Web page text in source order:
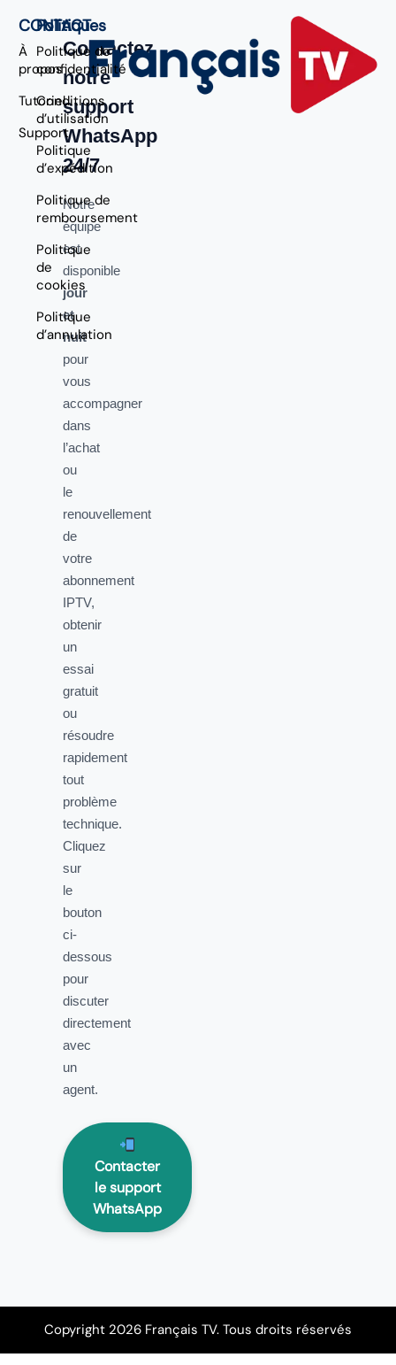
CONTACT
À
propos
Tutoriel
Support
Politiques
Politique de
confidentialité
Conditions
d’utilisation
Politique
d’expédition
Politique de
remboursement
Politique
de
cookies
Politique
d’annulation
Contactez
notre
support
WhatsApp
24/7
Notre
équipe
est
disponible
jour
et
nuit
pour
vous
accompagner
dans
l’achat
ou
le
renouvellement
de
votre
abonnement
IPTV,
obtenir
un
essai
gratuit
ou
résoudre
rapidement
tout
problème
technique.
Cliquez
sur
le
bouton
ci-
dessous
pour
discuter
directement
avec
un
agent.
Contacter
le support
WhatsApp
Copyright 2026 Français TV. Tous droits réservés